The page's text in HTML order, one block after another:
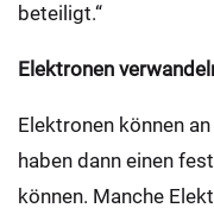
beteiligt.“
Elektronen
Elektronen können
haben dann einen
können. Manche